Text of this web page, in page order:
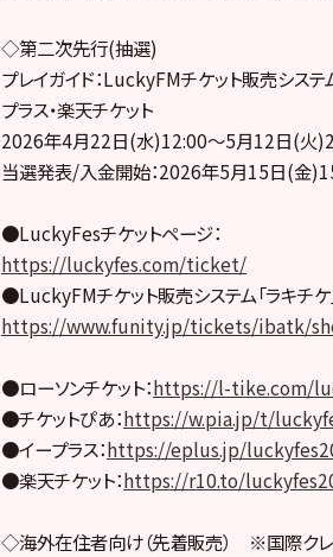
◇第二次先行(抽選)
プレイガイド：LuckyFMチケット販売システ
プラス・楽天チケット
2026年4月22日(水)12:00～5月12日(火
当選発表/入金開始：2026年5月15日(金
●LuckyFesチケットページ：
https://luckyfes.com/ticket/
●LuckyFMチケット販売システム「ラキチケ
https://www.funity.jp/tickets/ibatk/
●ローソンチケット：https://l-tike.com/
●チケットぴあ：https://w.pia.jp/t/
●イープラス：https://eplus.jp/
●楽天チケット：https://r10.to/
◇海外在住者向け（先着販売） ※国際クレ